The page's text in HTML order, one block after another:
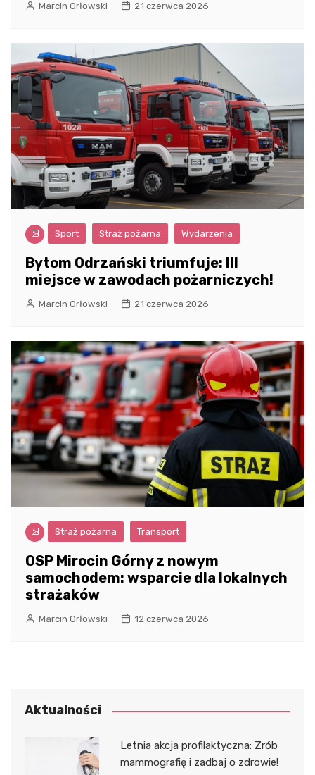
Marcin Orłowski 21 czerwca 2026
Sport Straż pożarna Wydarzenia
Bytom Odrzański triumfuje: III
miejsce w zawodach pożarniczych!
Marcin Orłowski 21 czerwca 2026
Straż pożarna Transport
OSP Mirocin Górny z nowym
samochodem: wsparcie dla lokalnych
strażaków
Marcin Orłowski 12 czerwca 2026
Aktualności
Letnia akcja profilaktyczna: Zrób
mammografię i zadbaj o zdrowie!